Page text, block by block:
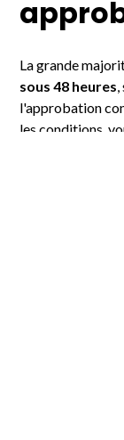
La grande
sous 48 heures
l'approbation
les conditions,